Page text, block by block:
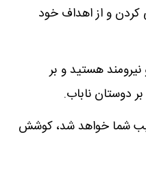
و از اهداف خود
هستید و بر
دوستان ناباب.
شما خواهد شد، کوشش